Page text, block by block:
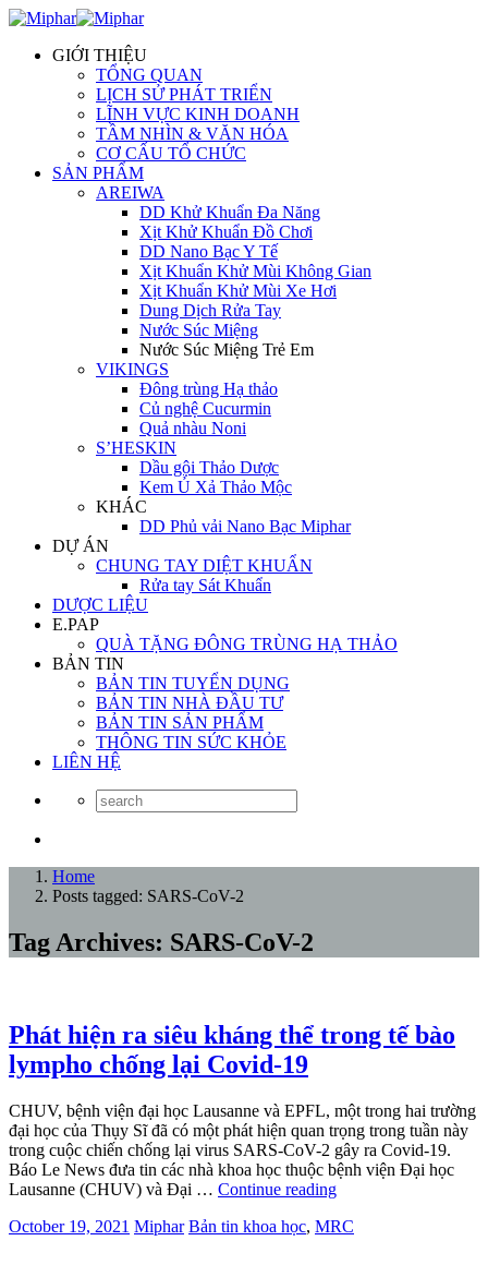
GIỚI THIỆU
TỔNG QUAN
LỊCH SỬ PHÁT TRIỂN
LĨNH VỰC KINH DOANH
TẦM NHÌN & VĂN HÓA
CƠ CẤU TỔ CHỨC
SẢN PHẨM
AREIWA
DD Khử Khuẩn Đa Năng
Xịt Khử Khuẩn Đồ Chơi
DD Nano Bạc Y Tế
Xịt Khuẩn Khử Mùi Không Gian
Xịt Khuẩn Khử Mùi Xe Hơi
Dung Dịch Rửa Tay
Nước Súc Miệng
Nước Súc Miệng Trẻ Em
VIKINGS
Đông trùng Hạ thảo
Củ nghệ Cucurmin
Quả nhàu Noni
S’HESKIN
Dầu gội Thảo Dược
Kem Ủ Xả Thảo Mộc
KHÁC
DD Phủ vải Nano Bạc Miphar
DỰ ÁN
CHUNG TAY DIỆT KHUẨN
Rửa tay Sát Khuẩn
DƯỢC LIỆU
E.PAP
QUÀ TẶNG ĐÔNG TRÙNG HẠ THẢO
BẢN TIN
BẢN TIN TUYỂN DỤNG
BẢN TIN NHÀ ĐẦU TƯ
BẢN TIN SẢN PHẨM
THÔNG TIN SỨC KHỎE
LIÊN HỆ
Home
Posts tagged: SARS-CoV-2
Tag Archives: SARS-CoV-2
Phát hiện ra siêu kháng thể trong tế bào
lympho chống lại Covid-19
CHUV, bệnh viện đại học Lausanne và EPFL, một trong hai trường
đại học của Thụy Sĩ đã có một phát hiện quan trọng trong tuần này
trong cuộc chiến chống lại virus SARS-CoV-2 gây ra Covid-19.
Báo Le News đưa tin các nhà khoa học thuộc bệnh viện Đại học
Lausanne (CHUV) và Đại … Continue reading
October 19, 2021 Miphar Bản tin khoa học, MRC